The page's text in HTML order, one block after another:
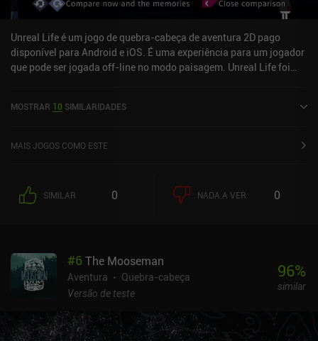
Unreal Life é um jogo de quebra-cabeça de aventura 2D pago
disponível para Android e iOS. É uma experiência para um jogador
que pode ser jogada off-line no modo paisagem. Unreal Life foi
MOSTRAR 10 SIMILARIDADES
MAIS JOGOS COMO ESTE
SIMILAR 0 NADA A VER 0
#6The Mooseman
Aventura
Quebra-cabeça
Versão de teste
96%
similar